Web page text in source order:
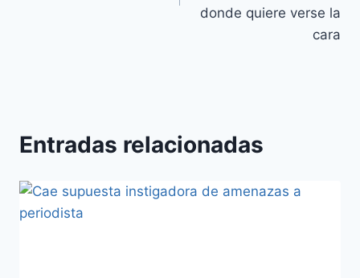
donde quiere verse la
cara
Entradas relacionadas